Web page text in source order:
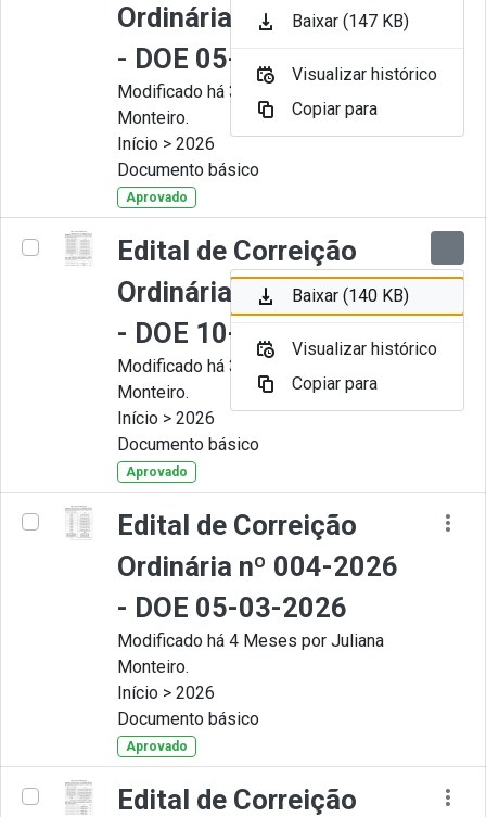
Ordinária nº 006-2026
- DOE 05-05-2026
Modificado há 3 Meses por Juliana
Monteiro.
Início > 2026
Documento básico
Aprovado
Edital de Correição
Ordinária nº 005-2026
- DOE 10-04-2026
Modificado há 3 Meses por Juliana
Monteiro.
Início > 2026
Documento básico
Aprovado
Edital de Correição
Ordinária nº 004-2026
- DOE 05-03-2026
Modificado há 4 Meses por Juliana
Monteiro.
Início > 2026
Documento básico
Aprovado
Edital de Correição
Baixar (147 KB)
Visualizar histórico
Copiar para
Baixar (140 KB)
Visualizar histórico
Copiar para